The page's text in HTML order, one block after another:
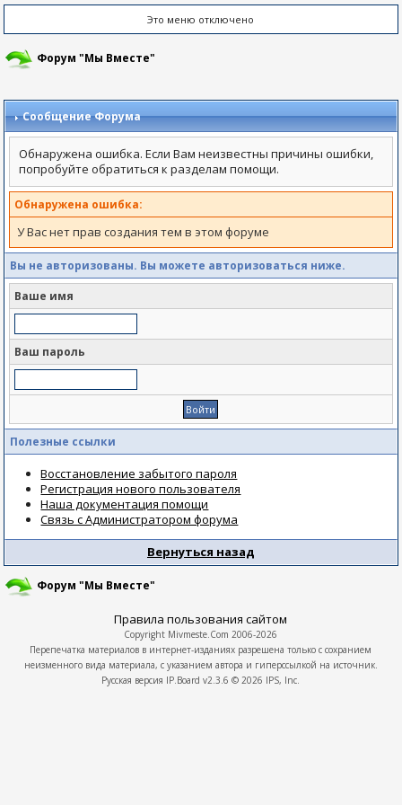
Это меню отключено
Форум "Мы Вместе"
Сообщение Форума
Обнаружена ошибка. Если Вам неизвестны причины ошибки,
попробуйте обратиться к разделам помощи.
Обнаружена ошибка:
У Вас нет прав создания тем в этом форуме
Вы не авторизованы. Вы можете авторизоваться ниже.
Ваше имя
Ваш пароль
Полезные ссылки
Восстановление забытого пароля
Регистрация нового пользователя
Наша документация помощи
Связь с Администратором форума
Вернуться назад
Форум "Мы Вместе"
Правила пользования сайтом
Copyright Mivmeste.Com 2006-2026
Перепечатка материалов в интернет-изданиях разрешена только с сохранием
неизменного вида материала, с указанием автора и гиперссылкой на источник.
Русская версия IP.Board v2.3.6 © 2026 IPS, Inc.